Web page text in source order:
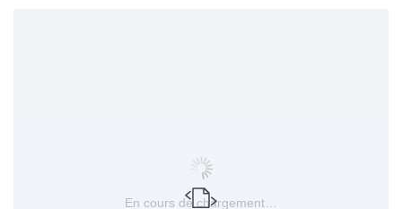
En cours de chargement…